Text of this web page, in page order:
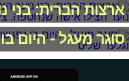
ארצות הברית: בני
סוגר מעגל - היום